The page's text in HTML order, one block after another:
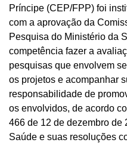
Príncipe (CEP/FPP) foi
com a aprovação da
Pesquisa do Ministério da
competência fazer a
pesquisas que envolvem
os projetos e acompanhar
responsabilidade de
os envolvidos, de acordo
466 de 12 de dezembro
Saúde e suas resoluções